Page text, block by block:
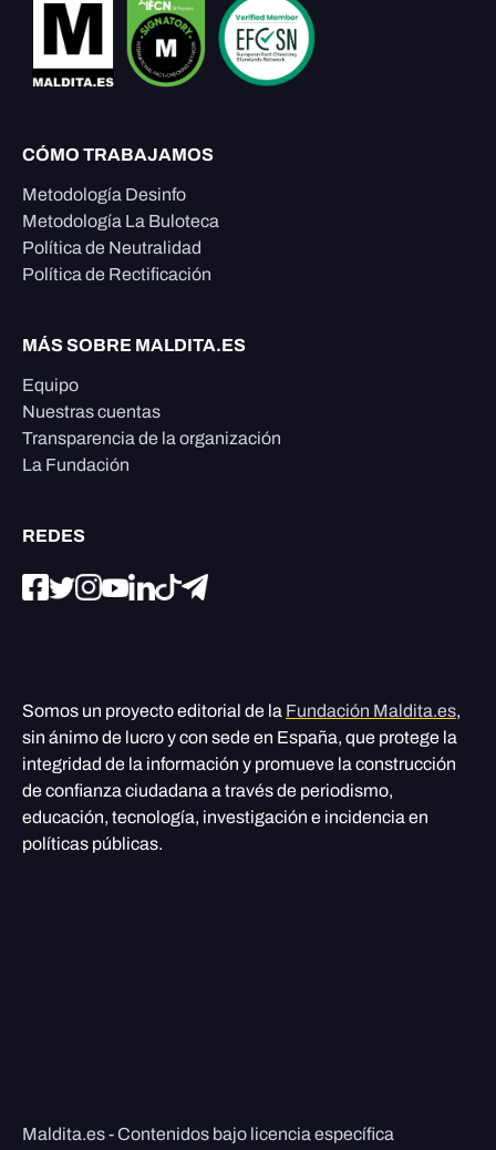
CÓMO TRABAJAMOS
Metodología Desinfo
Metodología La Buloteca
Política de Neutralidad
Política de Rectificación
MÁS SOBRE MALDITA.ES
Equipo
Nuestras cuentas
Transparencia de la organización
La Fundación
REDES
Somos un proyecto editorial de la Fundación Maldita.es,
sin ánimo de lucro y con sede en España, que protege la
integridad de la información y promueve la construcción
de confianza ciudadana a través de periodismo,
educación, tecnología, investigación e incidencia en
políticas públicas.
Maldita.es - Contenidos bajo licencia específica